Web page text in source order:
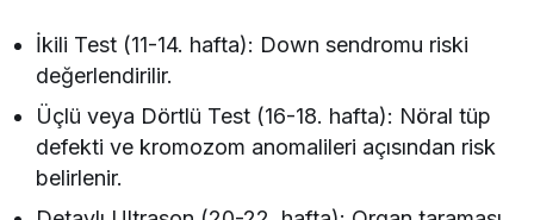
İkili Test (11-14. hafta): Down sendromu riski
değerlendirilir.
Üçlü veya Dörtlü Test (16-18. hafta): Nöral tüp
defekti ve kromozom anomalileri açısından risk
belirlenir.